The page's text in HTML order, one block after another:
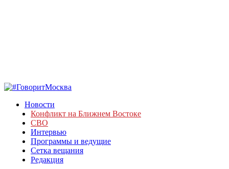
Новости
Конфликт на Ближнем Востоке
СВО
Интервью
Программы и ведущие
Сетка вещания
Редакция